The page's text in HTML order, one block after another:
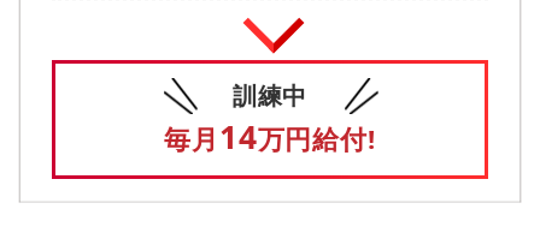
訓練中
毎月 14万円給付!